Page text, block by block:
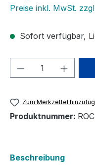
Preise inkl. MwSt.
Sofort verfügbar,
Produkt
Zum Merkzettel
Produktnummer:
Beschreibung